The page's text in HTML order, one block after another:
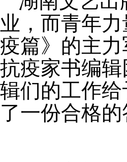
业，而青年
疫篇》的主力
抗疫家书编
辑们的工作
了一份合格的